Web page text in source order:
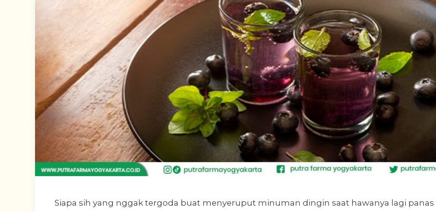
Siapa sih yang nggak tergoda buat menyeruput minuman dingin saat hawanya lagi panas